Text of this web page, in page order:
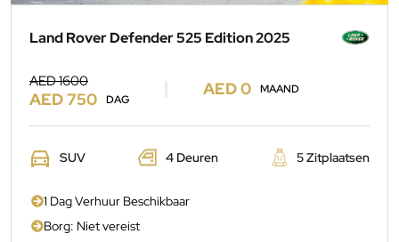
Land Rover Defender 525 Edition 2025
AED 1600
AED 750 DAG
AED 0 MAAND
SUV 4 Deuren 5 Zitplaatsen
1 Dag Verhuur Beschikbaar
Borg: Niet vereist